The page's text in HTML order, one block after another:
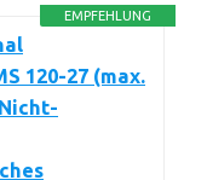
EMPFEHLUNG
120-27 (max.